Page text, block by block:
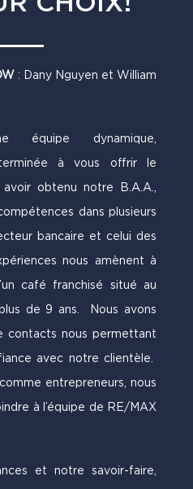
: Dany Nguyen et William
équipe dynamique,
à vous offrir le
obtenu notre B.A.A.,
dans plusieurs
bancaire et celui des
nous amènent à
café franchisé situé au
de 9 ans. Nous avons
contacts nous permettant
avec notre clientèle.
entrepreneurs, nous
à l’équipe de RE/MAX
et notre savoir-faire,